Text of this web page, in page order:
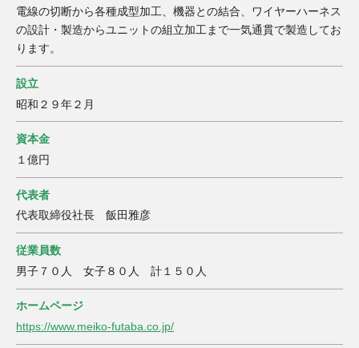
電線の切断から各種成型加工、機器との結合、ワイヤーハーネス
の設計・製造からユニットの組立加工まで一気通貫で製造してお
ります。
設立
昭和２９年２月
資本金
１億円
代表者
代表取締役社長 飯田雅彦
従業員数
男子７０人 女子８０人 計１５０人
ホームページ
https://www.meiko-futaba.co.jp/